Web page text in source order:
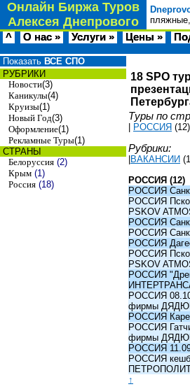
Онлайн Биржа Туров
Алексея Днепрового
^ О нас » Услуги » Цены »
Показать ВСЕ СПО
РУБРИКИ
Новости(3)
Каникулы(4)
Круизы(1)
Новый Год(3)
Оформление(1)
Рекламные Туры(1)
СТРАНЫ
Белоруссия (2)
Крым (1)
Россия (18)
18 SPO
Туры по
РОССИЯ (12)
Рубрики:
ВАКАНСИИ
РОССИЯ (12)
РОССИЯ
РОССИЯ
PSKOV
РОССИЯ
РОССИЯ
РОССИЯ
РОССИЯ
PSKOV
РОССИЯ
РОССИЯ
фирмы
РОССИЯ
РОССИЯ
фирмы
РОССИЯ
РОССИЯ
↑